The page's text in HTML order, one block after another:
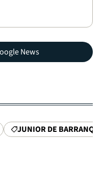
News
JUNIOR DE